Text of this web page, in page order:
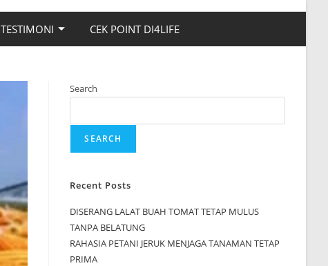
TESTIMONI CEK POINT DI4LIFE
Search
SEARCH
Recent Posts
DISERANG LALAT BUAH TOMAT TETAP MULUS
TANPA BELATUNG
RAHASIA PETANI JERUK MENJAGA TANAMAN TETAP
PRIMA